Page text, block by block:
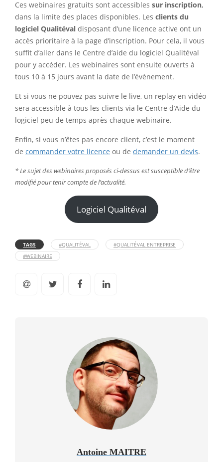
Ces webinaires gratuits sont accessibles sur inscription,
dans la limite des places disponibles. Les clients du
logiciel Qualitéval disposant d’une licence active ont un
accès prioritaire à la page d’inscription. Pour cela, il vous
suffit d’aller dans le Centre d’aide du logiciel Qualitéval
pour y accéder. Les webinaires sont ensuite ouverts à
tous 10 à 15 jours avant la date de l’évènement.
Et si vous ne pouvez pas suivre le live, un replay en vidéo
sera accessible à tous les clients via le Centre d’Aide du
logiciel peu de temps après chaque webinaire.
Enfin, si vous n’êtes pas encore client, c’est le moment
de commander votre licence ou de demander un devis.
* Le sujet des webinaires proposés ci-dessus est susceptible d’être
modifié pour tenir compte de l’actualité.
Logiciel Qualitéval
TAGS #QUALITÉVAL
#QUALITÉVAL ENTREPRISE
#WEBINAIRE
Antoine MAITRE